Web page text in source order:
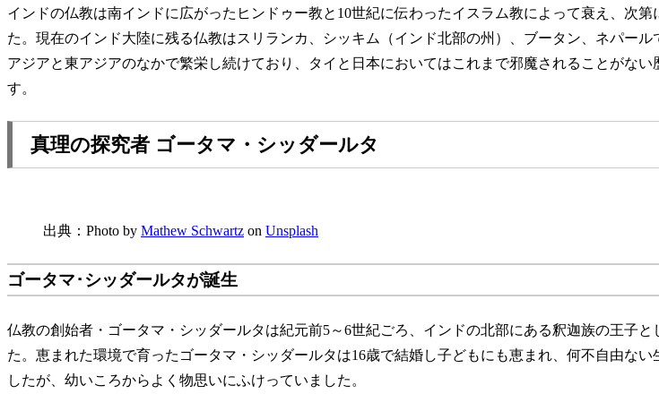
インドの仏教は南インドに広がったヒンドゥー教と10世紀に伝わったイスラム教によって衰え、次第
た。現在のインド大陸に残る仏教はスリランカ、シッキム（インド北部の州）、ブータン、ネパール
アジアと東アジアのなかで繁栄し続けており、タイと日本においてはこれまで邪魔されることがない
す。
真理の探究者 ゴータマ・シッダールタ
出典：Photo by Mathew Schwartz on Unsplash
ゴータマ･シッダールタが誕生
仏教の創始者・ゴータマ・シッダールタは紀元前5～6世紀ごろ、インドの北部にある釈迦族の王子と
た。恵まれた環境で育ったゴータマ・シッダールタは16歳で結婚し子どもにも恵まれ、何不自由ない
したが、幼いころからよく物思いにふけっていました。